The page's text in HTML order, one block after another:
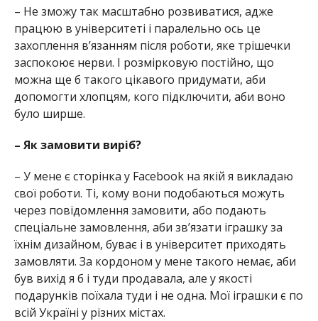
– Не зможу так масштабно розвиватися, адже
працюю в університеті і паралельно ось це
захоплення в’язанням після роботи, яке трішечки
заспокоює нерви. І розмірковую постійно, що
можна ще б такого цікавого придумати, аби
допомогти хлопцям, кого підключити, аби воно
було ширше.
– Як замовити виріб?
– У мене є сторінка у Facebook на якій я викладаю
свої роботи. Ті, кому вони подобаються можуть
через повідомлення замовити, або подають
спеціальне замовлення, аби зв’язати іграшку за
їхнім дизайном, буває і в університет приходять
замовляти. За кордоном у мене такого немає, аби
був вихід я б і туди продавала, але у якості
подарунків поїхала туди і не одна. Мої іграшки є по
всій Україні у різних містах.